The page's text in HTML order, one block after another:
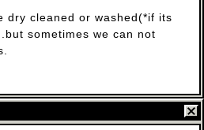
dry cleaned or washed(*if its
sometimes we can not